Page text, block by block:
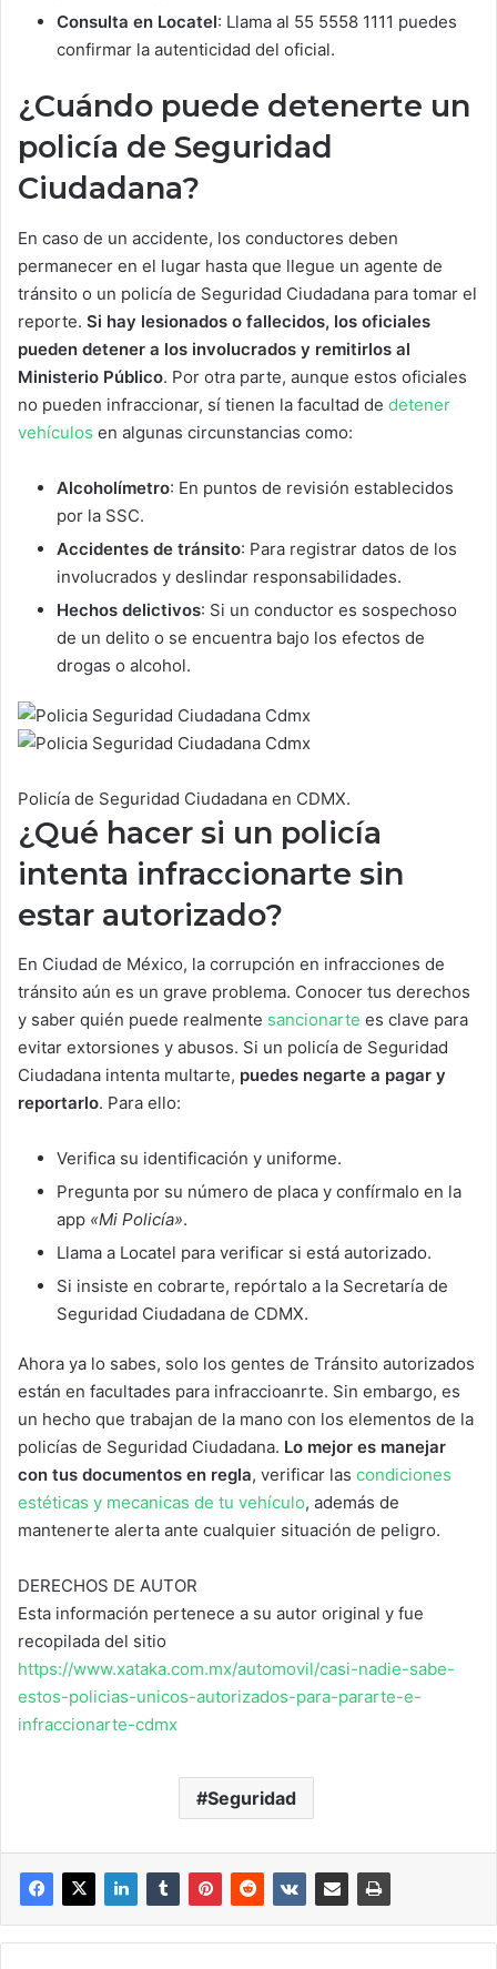
Consulta en Locatel: Llama al 55 5558 1111 puedes
confirmar la autenticidad del oficial.
¿Cuándo puede detenerte un
policía de Seguridad
Ciudadana?
En caso de un accidente, los conductores deben
permanecer en el lugar hasta que llegue un agente de
tránsito o un policía de Seguridad Ciudadana para tomar el
reporte. Si hay lesionados o fallecidos, los oficiales
pueden detener a los involucrados y remitirlos al
Ministerio Público. Por otra parte, aunque estos oficiales
no pueden infraccionar, sí tienen la facultad de detener
vehículos en algunas circunstancias como:
Alcoholímetro: En puntos de revisión establecidos
por la SSC.
Accidentes de tránsito: Para registrar datos de los
involucrados y deslindar responsabilidades.
Hechos delictivos: Si un conductor es sospechoso
de un delito o se encuentra bajo los efectos de
drogas o alcohol.
Policía de Seguridad Ciudadana en CDMX.
¿Qué hacer si un policía
intenta infraccionarte sin
estar autorizado?
En Ciudad de México, la corrupción en infracciones de
tránsito aún es un grave problema. Conocer tus derechos
y saber quién puede realmente sancionarte es clave para
evitar extorsiones y abusos. Si un policía de Seguridad
Ciudadana intenta multarte, puedes negarte a pagar y
reportarlo. Para ello:
Verifica su identificación y uniforme.
Pregunta por su número de placa y confírmalo en la
app «Mi Policía».
Llama a Locatel para verificar si está autorizado.
Si insiste en cobrarte, repórtalo a la Secretaría de
Seguridad Ciudadana de CDMX.
Ahora ya lo sabes, solo los gentes de Tránsito autorizados
están en facultades para infraccioanrte. Sin embargo, es
un hecho que trabajan de la mano con los elementos de la
policías de Seguridad Ciudadana. Lo mejor es manejar
con tus documentos en regla, verificar las condiciones
estéticas y mecanicas de tu vehículo, además de
mantenerte alerta ante cualquier situación de peligro.
DERECHOS DE AUTOR
Esta información pertenece a su autor original y fue
recopilada del sitio
https://www.xataka.com.mx/automovil/casi-nadie-sabe-
estos-policias-unicos-autorizados-para-pararte-e-
infraccionarte-cdmx
Seguridad